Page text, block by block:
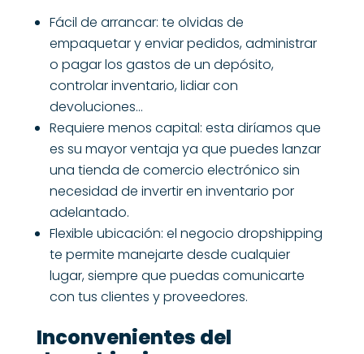
Fácil de arrancar: te olvidas de
empaquetar y enviar pedidos, administrar
o pagar los gastos de un depósito,
controlar inventario, lidiar con
devoluciones…
Requiere menos capital: esta diríamos que
es su mayor ventaja ya que puedes lanzar
una tienda de comercio electrónico sin
necesidad de invertir en inventario por
adelantado.
Flexible ubicación: el negocio dropshipping
te permite manejarte desde cualquier
lugar, siempre que puedas comunicarte
con tus clientes y proveedores.
Inconvenientes del